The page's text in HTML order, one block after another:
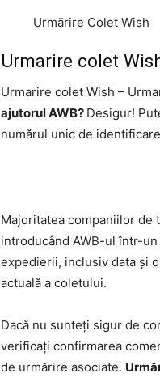
Urmărire Colet Wish
Urmarire colet
Urmarire colet Wish –
ajutorul AWB? Desigur!
numărul unic de
Majoritatea companiilor de
introducând AWB-ul într-
expedierii, inclusiv data și
actuală a coletului.
Dacă nu sunteți sigur de
verificați confirmarea
de urmărire asociate.